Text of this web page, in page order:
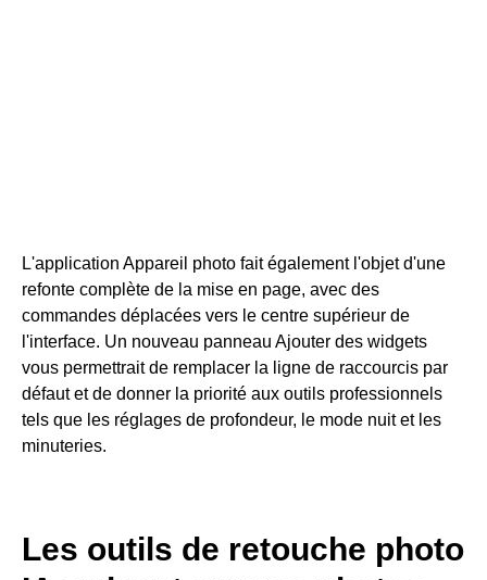
L'application Appareil photo fait également l'objet d'une
refonte complète de la mise en page, avec des
commandes déplacées vers le centre supérieur de
l'interface. Un nouveau panneau Ajouter des widgets
vous permettrait de remplacer la ligne de raccourcis par
défaut et de donner la priorité aux outils professionnels
tels que les réglages de profondeur, le mode nuit et les
minuteries.
Les outils de retouche photo